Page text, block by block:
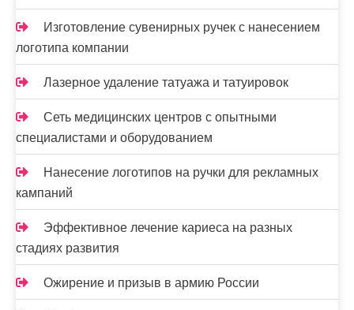
Изготовление сувенирных ручек с нанесением
логотипа компании
Лазерное удаление татуажа и татуировок
Сеть медицинских центров с опытными
специалистами и оборудованием
Нанесение логотипов на ручки для рекламных
кампаний
Эффективное лечение кариеса на разных
стадиях развития
Ожирение и призыв в армию России